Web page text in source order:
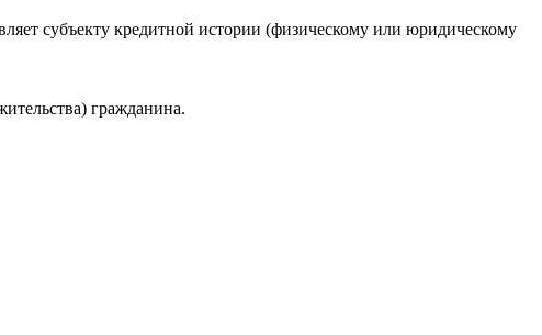
субъекту кредитной истории (физическому или юридическому
гражданина.